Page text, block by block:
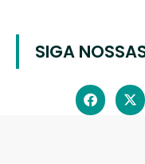
SIGA